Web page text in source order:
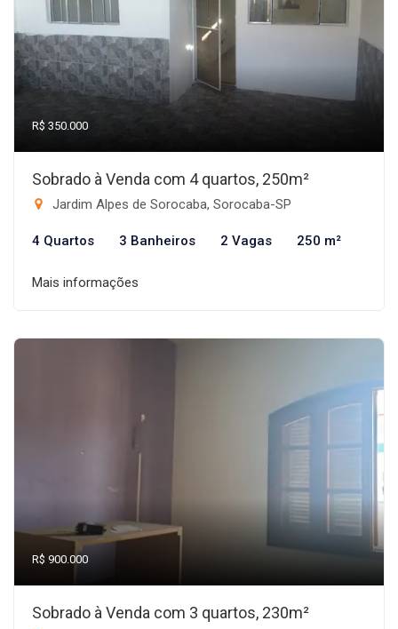
R$ 350.000
Sobrado à Venda com 4 quartos, 250m²
Jardim Alpes de Sorocaba, Sorocaba-SP
4 Quartos 3 Banheiros 2 Vagas 250 m²
Mais informações
R$ 900.000
Sobrado à Venda com 3 quartos, 230m²